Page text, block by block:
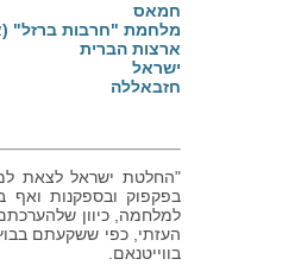
חמאס
מלחמת "חרבות ברזל"
ארצות הברית
ישראל
חזבאללה
בפקפוק ובספקנות ואף
למלחמה, כיוון
העזתי, כפי ששקעתם
בווייטנאם.